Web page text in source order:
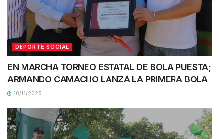
DEPORTE SOCIAL
EN MARCHA TORNEO ESTATAL DE BOLA PUESTA;
ARMANDO CAMACHO LANZA LA PRIMERA BOLA
10/11/2025